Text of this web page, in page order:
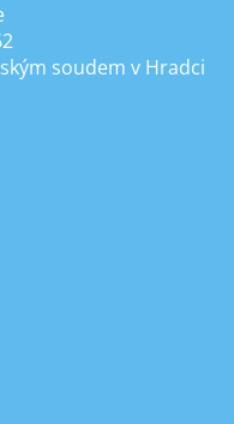
soudem v Hradci